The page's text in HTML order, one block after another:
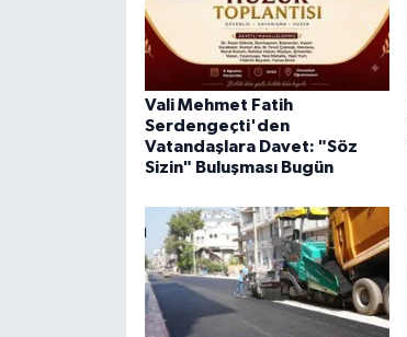
Vali Mehmet Fatih
Serdengeçti'den
Vatandaşlara Davet: "Söz
Sizin" Buluşması Bugün